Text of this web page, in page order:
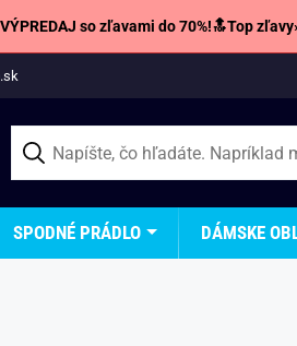
so zľavami do 70%!🔝Top
SPODNÉ PRÁDLO DÁMSKE